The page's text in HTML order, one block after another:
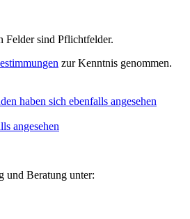
Felder sind Pflichtfelder.
zur Kenntnis genommen.
haben sich ebenfalls angesehen
angesehen
und Beratung unter: